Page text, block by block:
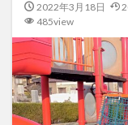
2022年3月18日
485view